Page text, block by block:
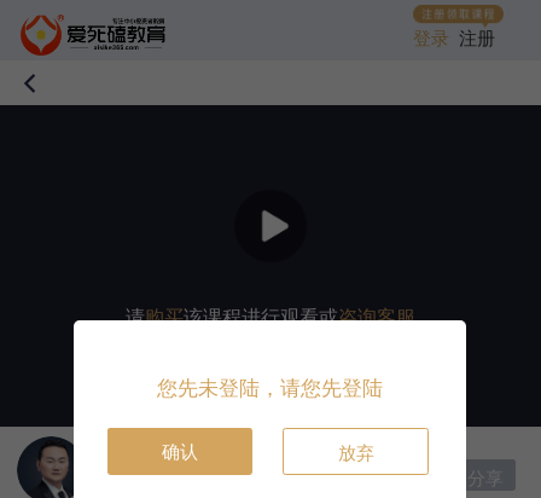
登录 注册
请购买该课程进行观看或咨询客服
邹衍 |
分享
您先未登陆，请您先登陆
确认 放弃